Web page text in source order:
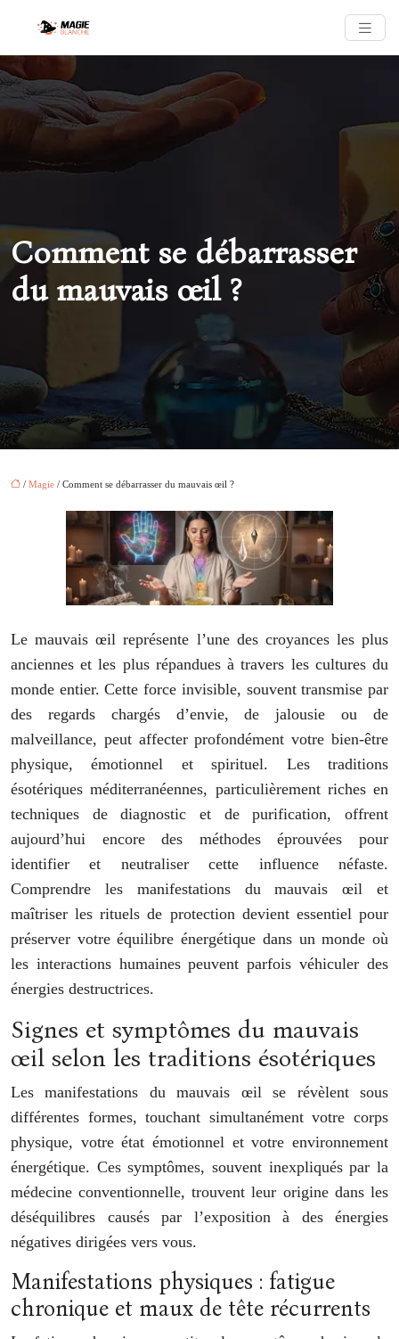
Comment se débarrasser
du mauvais œil ?
/ Magie / Comment se débarrasser du mauvais œil ?
Le mauvais œil représente l’une des croyances les plus
anciennes et les plus répandues à travers les cultures du
monde entier. Cette force invisible, souvent transmise par
des regards chargés d’envie, de jalousie ou de
malveillance, peut affecter profondément votre bien-être
physique, émotionnel et spirituel. Les traditions
ésotériques méditerranéennes, particulièrement riches en
techniques de diagnostic et de purification, offrent
aujourd’hui encore des méthodes éprouvées pour
identifier et neutraliser cette influence néfaste.
Comprendre les manifestations du mauvais œil et
maîtriser les rituels de protection devient essentiel pour
préserver votre équilibre énergétique dans un monde où
les interactions humaines peuvent parfois véhiculer des
énergies destructrices.
Signes et symptômes du mauvais
œil selon les traditions ésotériques
Les manifestations du mauvais œil se révèlent sous
différentes formes, touchant simultanément votre corps
physique, votre état émotionnel et votre environnement
énergétique. Ces symptômes, souvent inexpliqués par la
médecine conventionnelle, trouvent leur origine dans les
déséquilibres causés par l’exposition à des énergies
négatives dirigées vers vous.
Manifestations physiques : fatigue
chronique et maux de tête récurrents